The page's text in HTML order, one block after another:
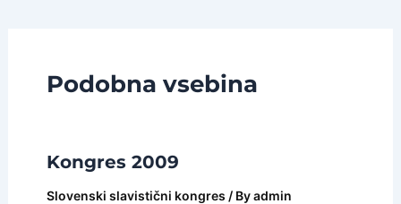
Podobna vsebina
Kongres 2009
Slovenski slavistični kongres / Byadmin